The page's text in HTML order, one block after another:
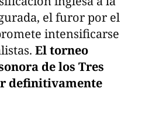
el furor por el
intensificarse
El torneo
de los Tres
definitivamente